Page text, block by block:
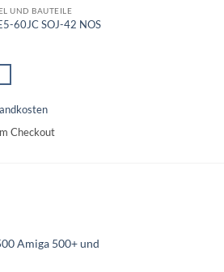
UND BAUTEILE
60JC SOJ-42 NOS
Checkout
Amiga 500+ und